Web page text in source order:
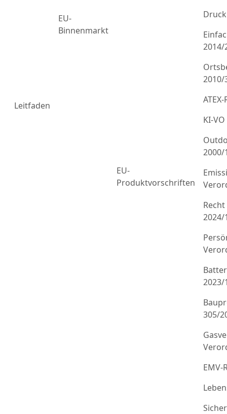
Leitfaden
EU-
Binnenmarkt
EU-
Produktvorschriften
2014/
2010/
KI-
2000/
2024/
2023/
305/
EMV-